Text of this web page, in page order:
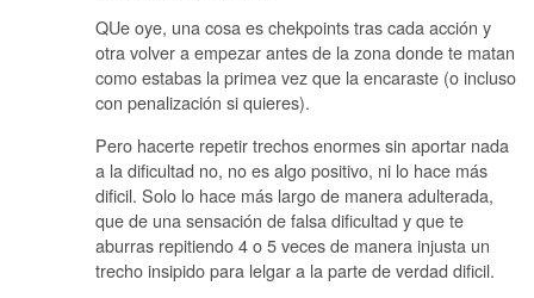
QUe oye, una cosa es chekpoints tras cada acción y
otra volver a empezar antes de la zona donde te matan
como estabas la primea vez que la encaraste (o incluso
con penalización si quieres).
Pero hacerte repetir trechos enormes sin aportar nada
a la dificultad no, no es algo positivo, ni lo hace más
dificil. Solo lo hace más largo de manera adulterada,
que de una sensación de falsa dificultad y que te
aburras repitiendo 4 o 5 veces de manera injusta un
trecho insipido para lelgar a la parte de verdad dificil.